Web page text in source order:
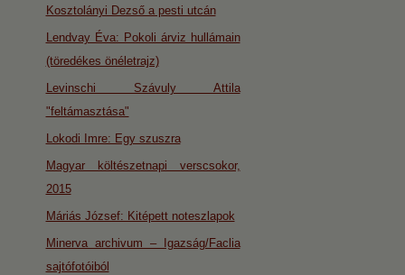
Kosztolányi Dezső a pesti utcán
Lendvay Éva: Pokoli árviz hullámain
(töredékes önéletrajz)
Levinschi Szávuly Attila
"feltámasztása"
Lokodi Imre: Egy szuszra
Magyar költészetnapi verscsokor,
2015
Máriás József: Kitépett noteszlapok
Minerva archivum – Igazság/Faclia
sajtófotóiból